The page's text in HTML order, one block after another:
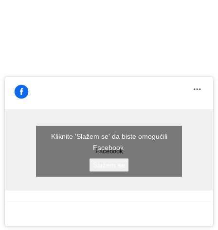
Facebook
Kliknite 'Slažem se' da biste omogućili
Facebook